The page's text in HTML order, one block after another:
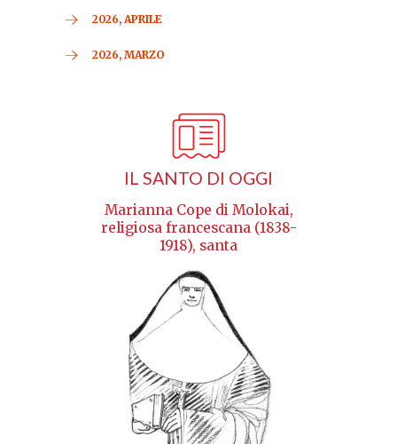
2026, APRILE
2026, MARZO
IL SANTO DI OGGI
Marianna Cope di Molokai,
religiosa francescana (1838-
1918), santa